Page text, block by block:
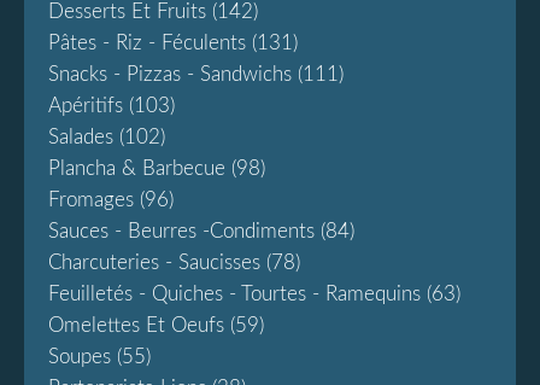
Desserts Et Fruits (142)
Pâtes - Riz - Féculents (131)
Snacks - Pizzas - Sandwichs (111)
Apéritifs (103)
Salades (102)
Plancha & Barbecue (98)
Fromages (96)
Sauces - Beurres -condiments (84)
Charcuteries - Saucisses (78)
Feuilletés - Quiches - Tourtes - Ramequins (63)
Omelettes Et Oeufs (59)
Soupes (55)